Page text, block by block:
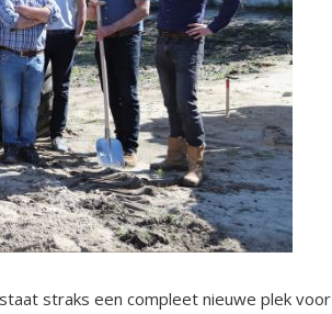
straks een compleet nieuwe plek voor